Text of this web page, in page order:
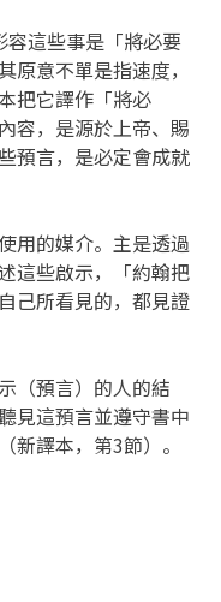
這些事是「將必要
意不單是指速度，
把它譯作「將必
容，是源於上帝、賜
預言，是必定會成就
用的媒介。主是透過
這些啟示，「約翰把
己所看見的，都見證
（預言）的人的結
見這預言並遵守書中
新譯本，第3節）。